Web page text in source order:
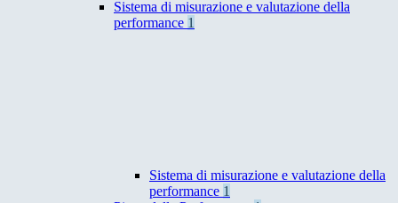
Sistema di misurazione e valutazione della
performance 1
Sistema di misurazione e valutazione della
performance 1